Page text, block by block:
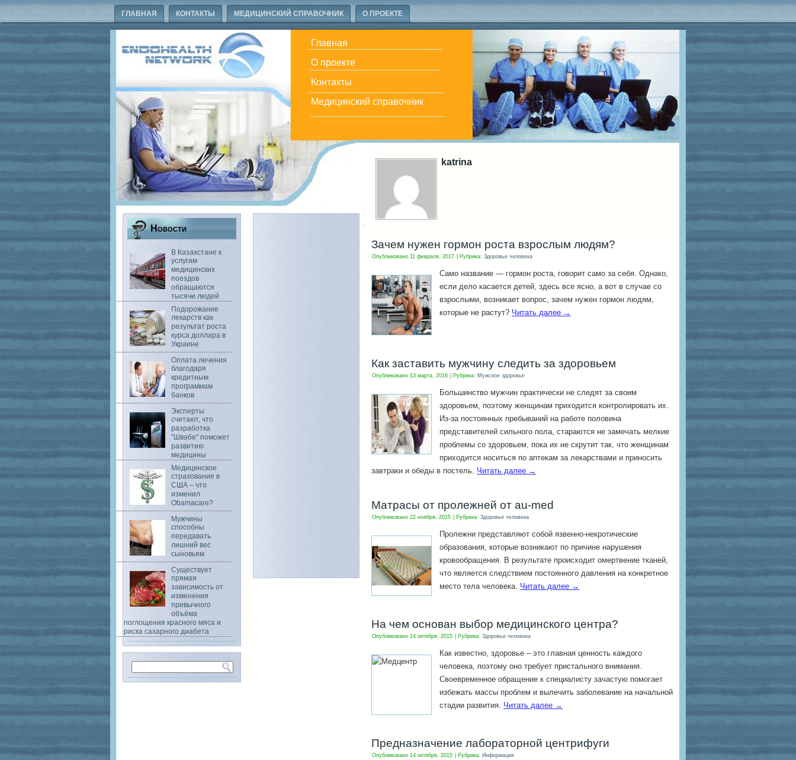
ГЛАВНАЯ КОНТАКТЫ МЕДИЦИНСКИЙ СПРАВОЧНИК О ПРОЕКТЕ
Главная
О проекте
Контакты
Медицинский справочник
Новости
В Казахстане к
услугам
медицинских
поездов
обращаются
тысячи людей
Подорожание
лекарств как
результат роста
курса доллара в
Украине
Оплата лечения
благодаря
кредитным
программам
банков
Эксперты
считают, что
разработка
"Швабе" поможет
развитию
медицины
Медицинское
страхование в
США – что
изменил
Obamacare?
Мужчины
способны
передавать
лишний вес
сыновьям
Существует
прямая
зависимость от
изменения
привычного
объёма
поглощения красного мяса и
риска сахарного диабета
katrina
Зачем нужен гормон роста взрослым людям?
Опубликовано 11 февраля, 2017 Рубрика: Здоровье человека
Само название — гормон роста, говорит само за себя. Однако,
если дело касается детей, здесь все ясно, а вот в случае со
взрослыми, возникает вопрос, зачем нужен гормон людям,
которые не растут? Читать далее →
Как заставить мужчину следить за здоровьем
Опубликовано 13 марта, 2016 Рубрика: Мужское здоровье
Большинство мужчин практически не следят за своим
здоровьем, поэтому женщинам приходится контролировать их.
Из-за постоянных пребываний на работе половина
представителей сильного пола, стараются не замечать мелкие
проблемы со здоровьем, пока их не скрутит так, что женщинам
приходится носиться по аптекам за лекарствами и приносить
завтраки и обеды в постель. Читать далее →
Матрасы от пролежней от au-med
Опубликовано 22 ноября, 2015 Рубрика: Здоровье человека
Пролежни представляют собой язвенно-некротические
образования, которые возникают по причине нарушения
кровообращения. В результате происходит омертвение тканей,
что является следствием постоянного давления на конкретное
место тела человека. Читать далее →
На чем основан выбор медицинского центра?
Опубликовано 14 октября, 2015 Рубрика: Здоровье человека
Как известно, здоровье – это главная ценность каждого
человека, поэтому оно требует пристального внимания.
Своевременное обращение к специалисту зачастую помогает
избежать массы проблем и вылечить заболевание на начальной
стадии развития. Читать далее →
Предназначение лабораторной центрифуги
Опубликовано 14 октября, 2015 Рубрика: Информация